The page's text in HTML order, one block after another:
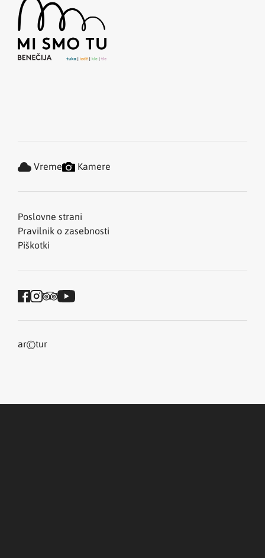
Poslovne strani
Pravilnik o zasebnosti
Piškotki
Vreme Kamere
ar©tur